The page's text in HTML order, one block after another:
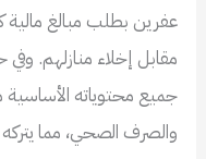
عفرين بطلب مبالغ مالية
مقابل إخلاء منازلهم. وفي
جميع محتوياته الأساسية
والصرف الصحي، مما يتركه